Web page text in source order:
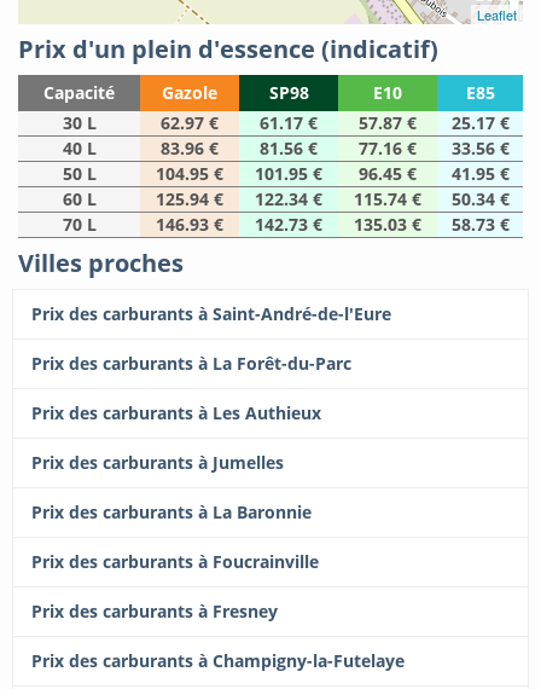
Leaflet
Prix d'un plein d'essence (indicatif)
Capacité Gazole SP98 E10
E85
30 L
62.97 € 61.17 € 57.87 €
25.17 €
40 L
83.96 € 81.56 € 77.16 €
33.56 €
50 L
104.95 € 101.95 € 96.45 €
41.95 €
60 L
125.94 € 122.34 € 115.74 €
50.34 €
70 L
146.93 € 142.73 € 135.03 € 58.73 €
Villes proches
Prix des carburants à Saint-André-de-l'Eure
Prix des carburants à La Forêt-du-Parc
Prix des carburants à Les Authieux
Prix des carburants à Jumelles
Prix des carburants à La Baronnie
Prix des carburants à Foucrainville
Prix des carburants à Fresney
Prix des carburants à Champigny-la-Futelaye